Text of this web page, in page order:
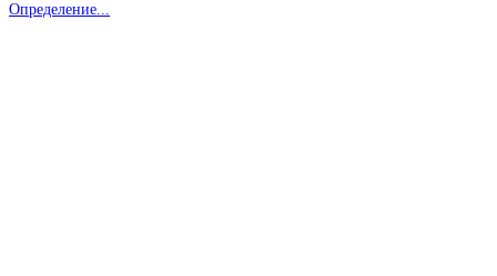
Определение...